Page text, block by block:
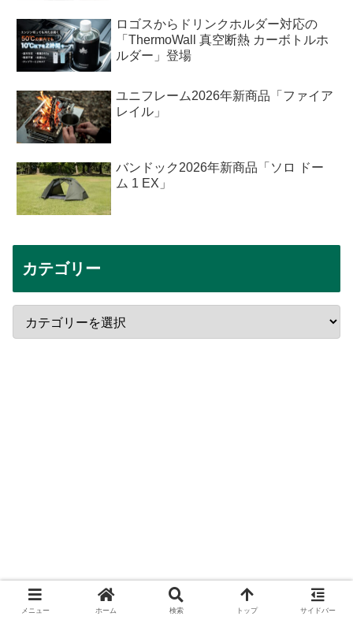
ロゴスからドリンクホルダー対応の
「ThermoWall 真空断熱 カーボトルホ
ルダー」登場
ユニフレーム2026年新商品「ファイア
レイル」
バンドック2026年新商品「ソロ ドー
ム 1 EX」
カテゴリー
メニュー ホーム 検索 トップ サイドバー